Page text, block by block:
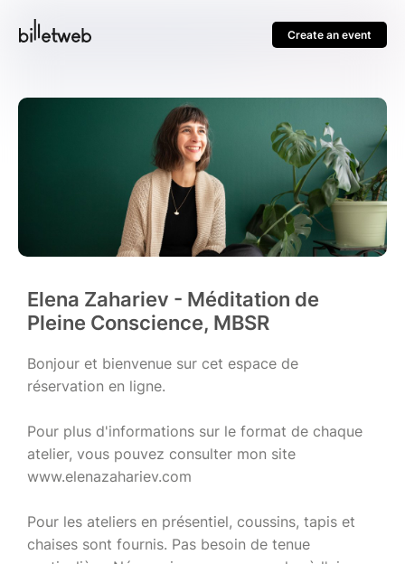
Create an event
Elena Zahariev - Méditation de
Pleine Conscience, MBSR
Bonjour et bienvenue sur cet espace de
réservation en ligne.
Pour plus d'informations sur le format de chaque
atelier, vous pouvez consulter mon site
www.elenazahariev.com
Pour les ateliers en présentiel, coussins, tapis et
chaises sont fournis. Pas besoin de tenue